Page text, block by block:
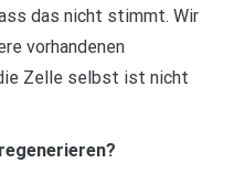
das nicht stimmt. Wir
vorhandenen
Zelle selbst ist nicht